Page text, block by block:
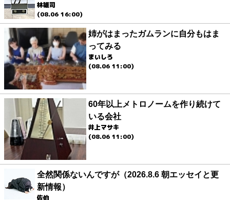
林雄司
(08.06 16:00)
姉がはまったガムランに自分もはま
ってみる
まいしろ
(08.06 11:00)
60年以上メトロノームを作り続けて
いる会社
井上マサキ
(08.06 11:00)
全然関係ないんですが（2026.8.6 朝エッセイと更
新情報）
佐伯